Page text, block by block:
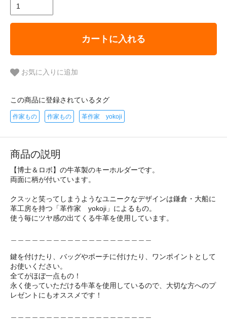
カートに入れる
お気に入りに追加
この商品に登録されているタグ
作家もの 作家もの 革作家 yokoji
商品の説明
【博士＆ロボ】の牛革製のキーホルダーです。
両面に柄が付いています。
クスッと笑ってしまうようなユニークなデザインは鎌倉・大船に
革工房を持つ「革作家 yokoji」によるもの。
使う毎にツヤ感の出てくる牛革を使用しています。
鍵を付けたり、バッグやポーチに付けたり、ワンポイントとして
お使いください。
全てがほぼ一点もの！
永く使っていただける牛革を使用しているので、大切な方へのプ
レゼントにもオススメです！